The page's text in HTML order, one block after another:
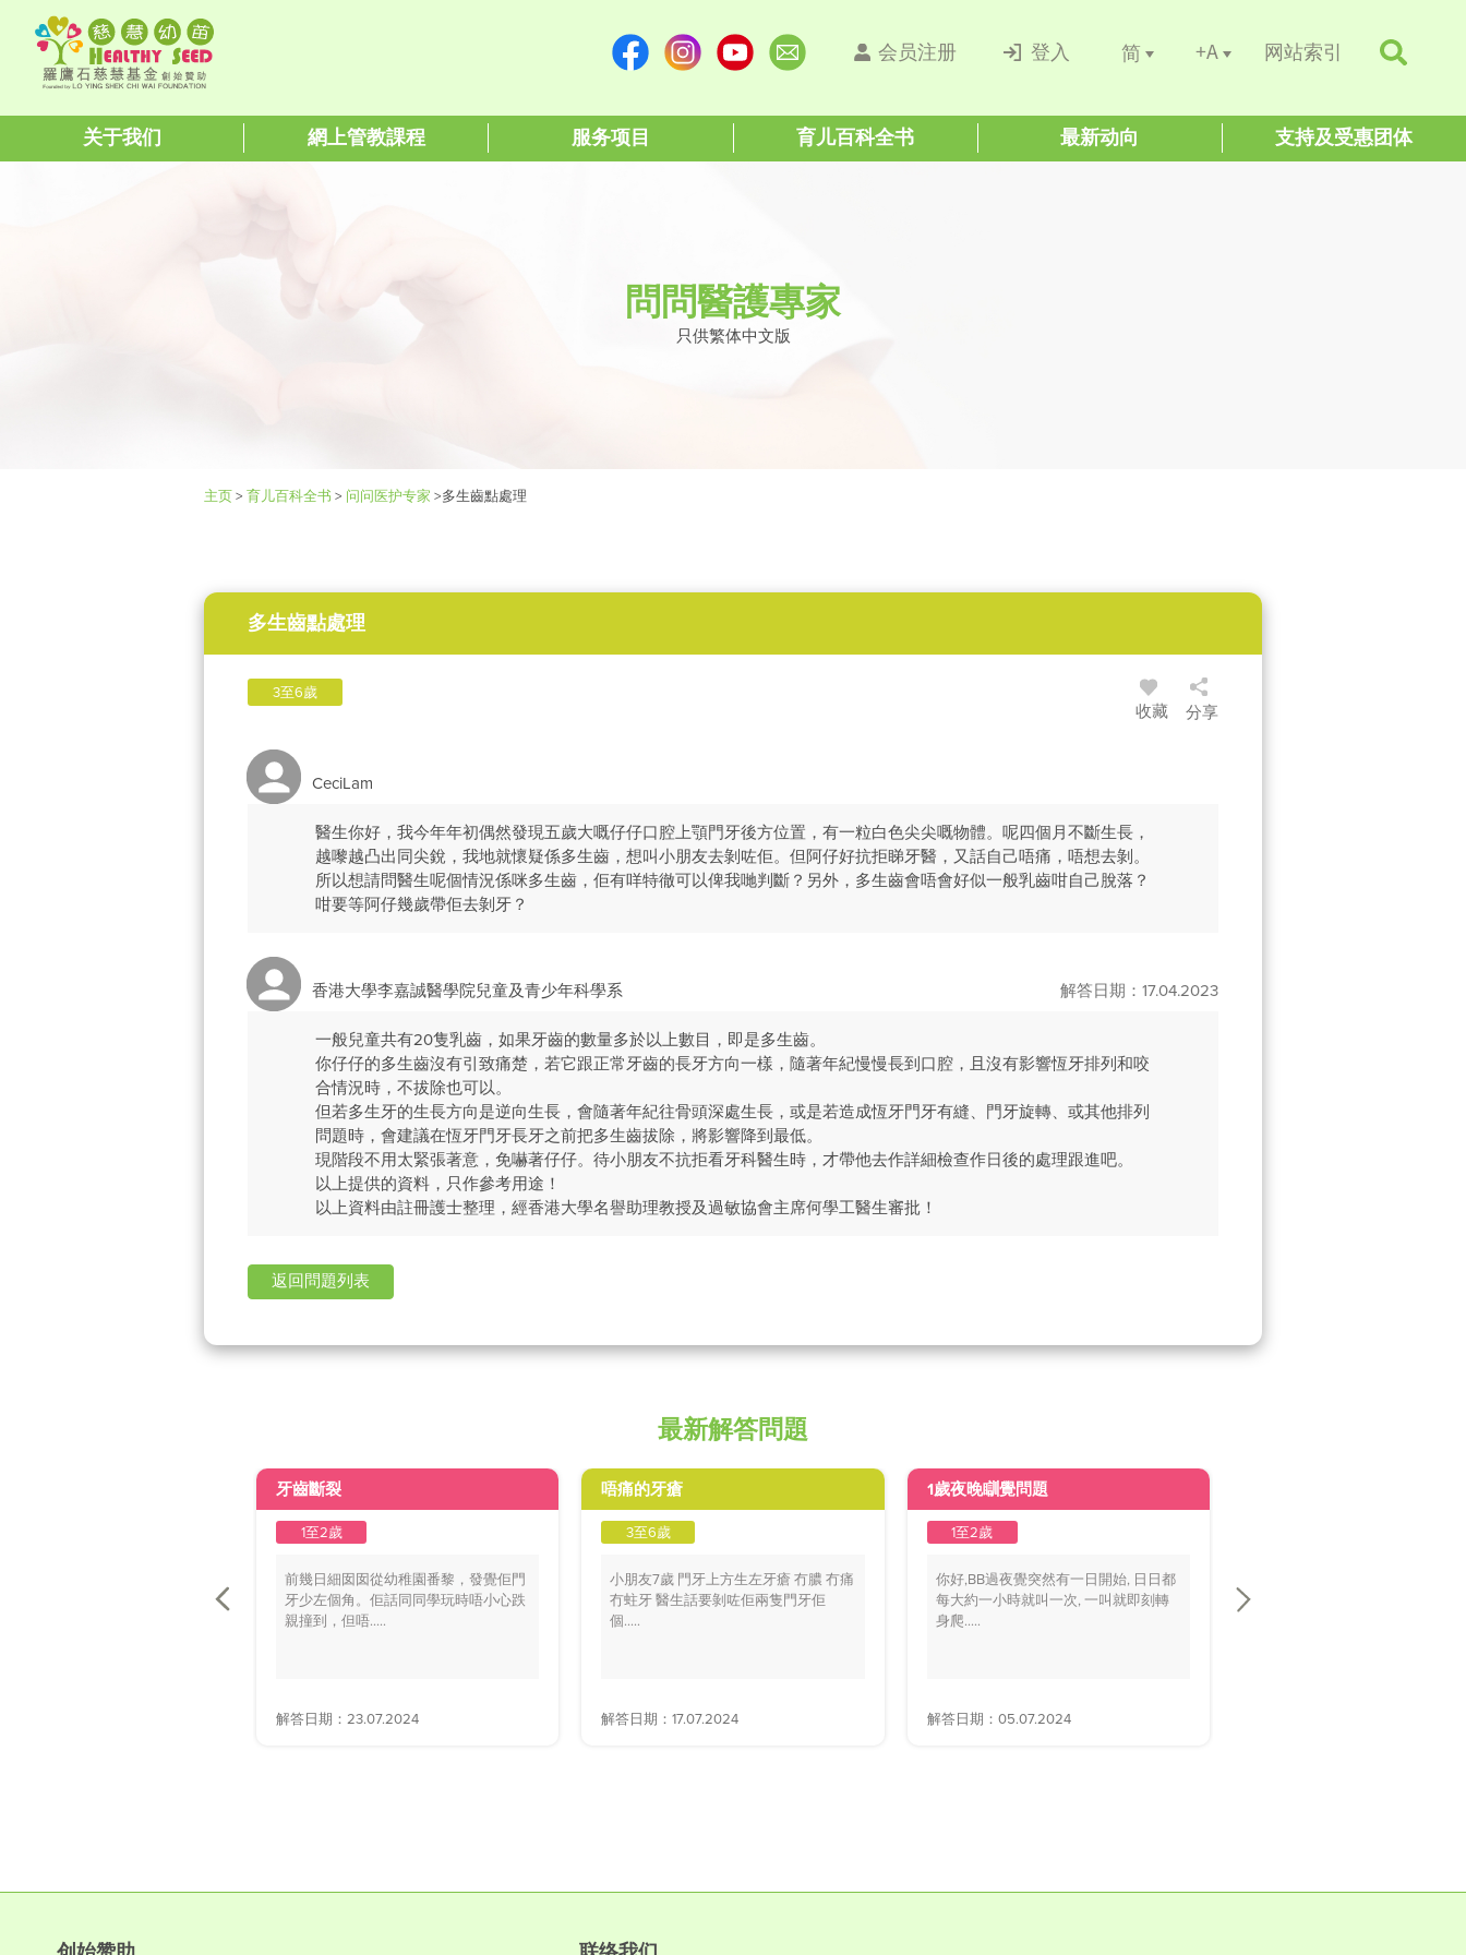
会员注册 登入 简 +A 网站索引
关于我们 網上管教課程 服务项目 育儿百科全书 最新动向 支持及受惠团体
問問醫護專家
只供繁体中文版
主页> 育儿百科全书 > 问问医护专家 >多生齒點處理
多生齒點處理
3至6歲
收藏 分享
CeciLam
醫生你好，我今年年初偶然發現五歲大嘅仔仔口腔上顎門牙後方位置，有一粒白色尖尖嘅物體。呢四個月不斷生長，
越嚟越凸出同尖銳，我地就懷疑係多生齒，想叫小朋友去剝咗佢。但阿仔好抗拒睇牙醫，又話自己唔痛，唔想去剝。
所以想請問醫生呢個情況係咪多生齒，佢有咩特徹可以俾我哋判斷？另外，多生齒會唔會好似一般乳齒咁自己脫落？
咁要等阿仔幾歲帶佢去剝牙？
香港大學李嘉誠醫學院兒童及青少年科學系 解答日期：17.04.2023
一般兒童共有20隻乳齒，如果牙齒的數量多於以上數目，即是多生齒。
你仔仔的多生齒沒有引致痛楚，若它跟正常牙齒的長牙方向一樣，隨著年紀慢慢長到口腔，且沒有影響恆牙排列和咬
合情況時，不拔除也可以。
但若多生牙的生長方向是逆向生長，會隨著年紀往骨頭深處生長，或是若造成恆牙門牙有縫、門牙旋轉、或其他排列
問題時，會建議在恆牙門牙長牙之前把多生齒拔除，將影響降到最低。
現階段不用太緊張著意，免嚇著仔仔。待小朋友不抗拒看牙科醫生時，才帶他去作詳細檢查作日後的處理跟進吧。
以上提供的資料，只作參考用途！
以上資料由註冊護士整理，經香港大學名譽助理教授及過敏協會主席何學工醫生審批！
返回問題列表
最新解答問題
牙齒斷裂
1至2歲
前幾日細囡囡從幼稚園番黎，發覺佢門
牙少左個角。佢話同同學玩時唔小心跌
親撞到，但唔.....
解答日期：23.07.2024
唔痛的牙瘡
3至6歲
小朋友7歲 門牙上方生左牙瘡 冇膿 冇痛
冇蛀牙 醫生話要剝咗佢兩隻門牙佢
個.....
解答日期：17.07.2024
1歲夜晚瞓覺問題
1至2歲
你好,BB過夜覺突然有一日開始, 日日都
每大約一小時就叫一次, 一叫就即刻轉
身爬.....
解答日期：05.07.2024